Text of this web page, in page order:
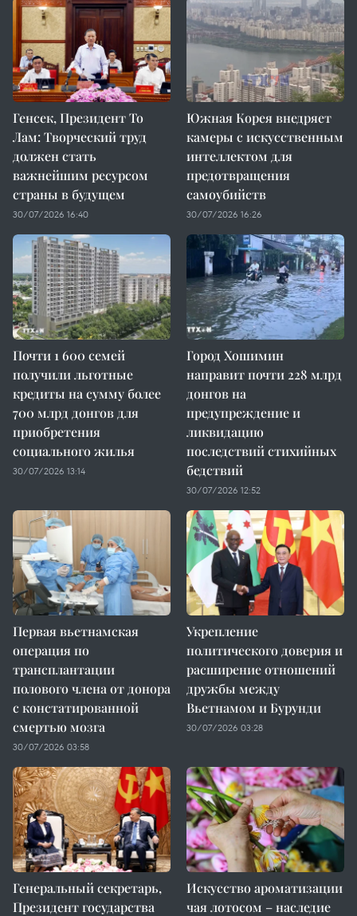
Генсек, Президент То
Лам: Творческий труд
должен стать
важнейшим ресурсом
страны в будущем
30/07/2026 16:40
Южная Корея внедряет
камеры с искусственным
интеллектом для
предотвращения
самоубийств
30/07/2026 16:26
Почти 1 600 семей
получили льготные
кредиты на сумму более
700 млрд донгов для
приобретения
социального жилья
30/07/2026 13:14
Город Хошимин
направит почти 228 млрд
донгов на
предупреждение и
ликвидацию
последствий стихийных
бедствий
30/07/2026 12:52
Первая вьетнамская
операция по
трансплантации
полового члена от донора
с констатированной
смертью мозга
30/07/2026 03:58
Укрепление
политического доверия и
расширение отношений
дружбы между
Вьетнамом и Бурунди
30/07/2026 03:28
Генеральный секретарь,
Президент государства
Искусство ароматизации
чая лотосом – наследие